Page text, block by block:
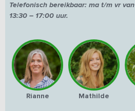
Telefonisch bereikbaar: ma t/m vr van
13:30 – 17:00 uur.
Rianne Mathilde